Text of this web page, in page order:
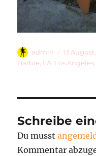
Autor
admin
am
13
Barbie LA Los Angeles
Schreibe
Du musst
Kommentar